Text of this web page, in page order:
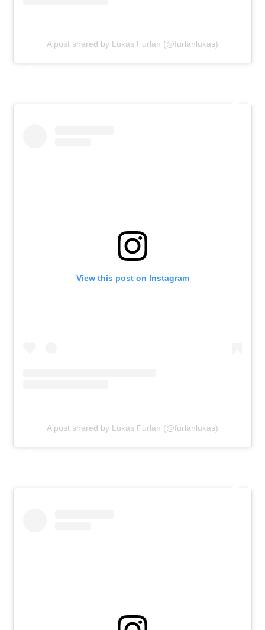
A post shared by Lukas Furlan (@furlanlukas)
View this post on Instagram
A post shared by Lukas Furlan (@furlanlukas)